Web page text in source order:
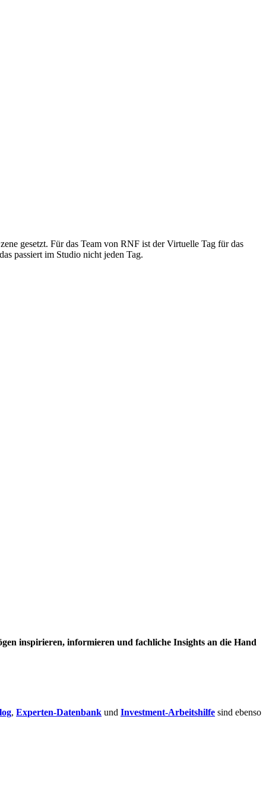
gesetzt. Für das Team von RNF ist der Virtuelle Tag für das
passiert im Studio nicht jeden Tag.
inspirieren, informieren und fachliche Insights an die Hand
,Experten-Datenbank undInvestment-Arbeitshilfe sind ebenso